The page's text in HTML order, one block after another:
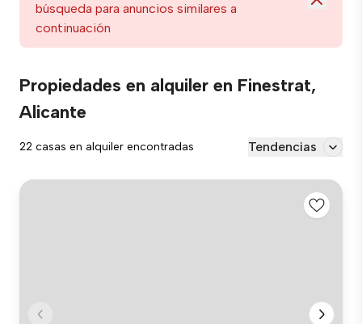
búsqueda para anuncios similares a
continuación
Propiedades en alquiler en Finestrat,
Alicante
22 casas en alquiler encontradas Tendencias